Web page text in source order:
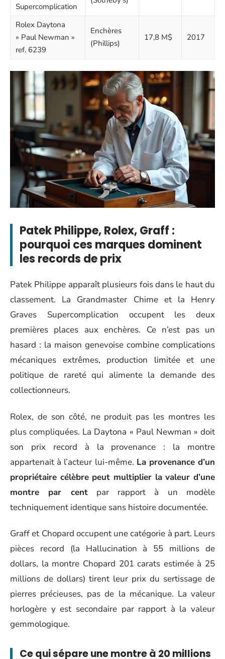
Supercomplication
Rolex Daytona
« Paul Newman »
ref. 6239
Enchères
(Phillips)
17,8 M$ 2017
Patek Philippe, Rolex, Graff :
pourquoi ces marques dominent
les records de prix
Patek Philippe apparaît plusieurs fois dans le haut du
classement. La Grandmaster Chime et la Henry
Graves Supercomplication occupent les deux
premières places aux enchères. Ce n’est pas un
hasard : la maison genevoise combine complications
mécaniques extrêmes, production limitée et une
politique de rareté qui alimente la demande des
collectionneurs.
Rolex, de son côté, ne produit pas les montres les
plus compliquées. La Daytona « Paul Newman » doit
son prix record à la provenance : la montre
appartenait à l’acteur lui-même. La provenance d’un
propriétaire célèbre peut multiplier la valeur d’une
montre par centpar rapport à un modèle
techniquement identique sans histoire documentée.
Graff et Chopard occupent une catégorie à part. Leurs
pièces record (la Hallucination à 55 millions de
dollars, la montre Chopard 201 carats estimée à 25
millions de dollars) tirent leur prix du sertissage de
pierres précieuses, pas de la mécanique. La valeur
horlogère y est secondaire par rapport à la valeur
gemmologique.
Ce qui sépare une montre à 20 millions